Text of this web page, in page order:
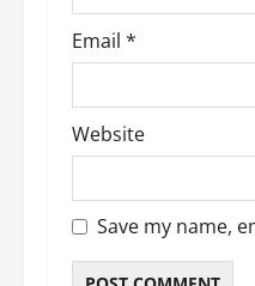
Email *
Website
Save my name,